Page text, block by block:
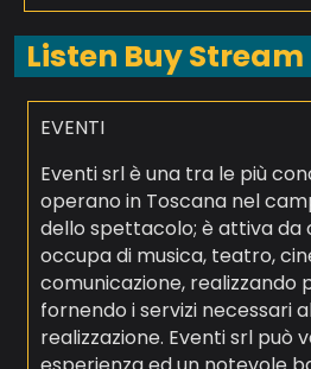
Listen Buy Stream
EVENTI
Eventi srl è una tra le più
operano in Toscana nel
dello spettacolo; è attiva da
occupa di musica, teatro,
comunicazione, realizzando
fornendo i servizi necessari
realizzazione. Eventi srl può